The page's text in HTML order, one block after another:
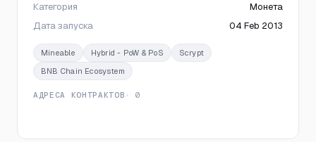
Категория
Монета
Дата запуска
04 Feb 2013
Mineable Hybrid - PoW & PoS
Scrypt
BNB Chain Ecosystem
АДРЕСА КОНТРАКТОВ · 0